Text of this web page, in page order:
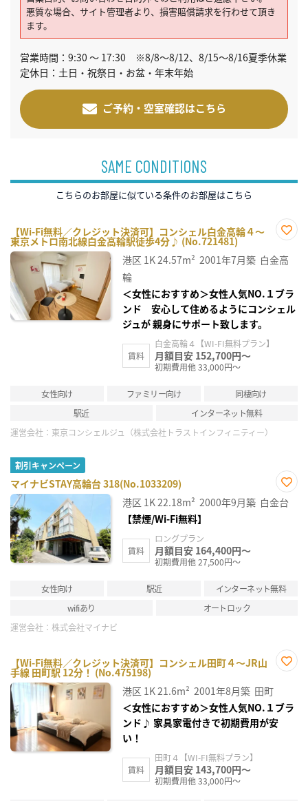
悪質な場合、サイト管理者より、損害賠償請求を行わせて頂き
ます。
営業時間：9:30 ～ 17:30 ※8/8～8/12、8/15～8/16夏季休業
定休日：土日・祝祭日・お盆・年末年始
ご予約・空室確認はこちら
SAME CONDITIONS
こちらのお部屋に似ている条件のお部屋はこちら
【Wi-Fi無料／クレジット決済可】コンシェル白金高輪４～
東京メトロ南北線白金高輪駅徒歩4分♪ (No.721481)
に入
り登
港区 1K24.57m² 2001年7月築 白金高
輪
＜女性におすすめ＞女性人気NO.１ブラ
ンド 安心して住めるようにコンシェル
ジュが 親身にサポート致します。
賃料
白金高輪４【WI-FI無料プラン】
月額目安 152,700円～
初期費用他 33,000円～
女性向け ファミリー向け
同棲向け
駅近
インターネット無料
運営会社： 東京コンシェルジュ（株式会社トラストインフィニティー）
割引キャンペーン
マイナビSTAY高輪台 318(No.1033209)
お気
に入
港区 1K22.18m² 2000年9月築 白金台
【禁煙/Wi-Fi無料】
賃料
ロングプラン
月額目安 164,400円～
初期費用他 27,500円～
女性向け 駅近
インターネット無料
wifiあり
オートロック
運営会社： 株式会社マイナビ
【Wi-Fi無料／クレジット決済可】コンシェル田町４～JR山
手線 田町駅 12分！ (No.475198)
録
港区 1K21.6m² 2001年8月築 田町
＜女性におすすめ＞女性人気NO.１ブラ
ンド♪ 家具家電付きで初期費用が安
い！
賃料
田町４【WI-FI無料プラン】
月額目安 143,700円～
初期費用他 33,000円～